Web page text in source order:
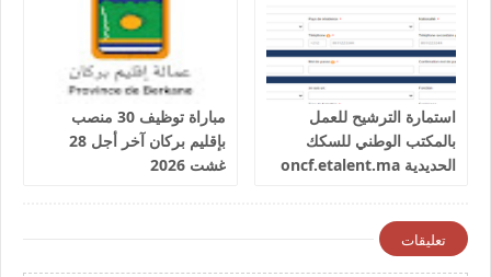
استمارة الترشيح للعمل
بالمكتب الوطني للسكك
الحديدية oncf.etalent.ma
مباراة توظيف 30 منصب
بإقليم بركان آخر أجل 28
غشت 2026
تعليقات